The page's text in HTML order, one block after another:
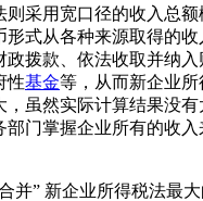
则采用宽口径的收入总额
形式从各种来源取得的收
政拨款、依法收取并纳
性基金等，从而新企业
，虽然实际计算结果没有
部门掌握企业所有的收
” 新企业所得税法最大